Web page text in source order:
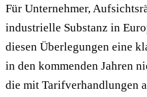
Für Unternehmer,
industrielle Substanz in
diesen Überlegungen eine
in den kommenden Jahren
die mit Tarifverhandlungen